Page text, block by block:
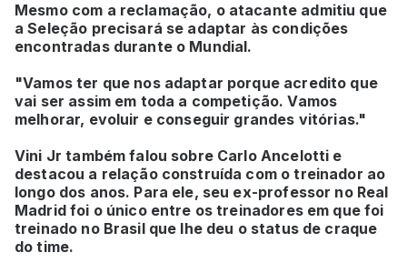
Mesmo com a reclamação, o atacante admitiu que
a Seleção precisará se adaptar às condições
encontradas durante o Mundial.
"Vamos ter que nos adaptar porque acredito que
vai ser assim em toda a competição. Vamos
melhorar, evoluir e conseguir grandes vitórias."
Vini Jr também falou sobre Carlo Ancelotti e
destacou a relação construída com o treinador ao
longo dos anos. Para ele, seu ex-professor no Real
Madrid foi o único entre os treinadores em que foi
treinado no Brasil que lhe deu o status de craque
do time.